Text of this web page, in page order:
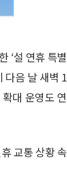
‘설 연휴 특별
다음 날 새벽 1
대 운영도 연
교통 상황 속